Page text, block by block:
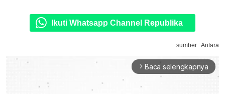
Ikuti Whatsapp Channel Republika
sumber : Antara
arrow_forward_ios Baca selengkapnya